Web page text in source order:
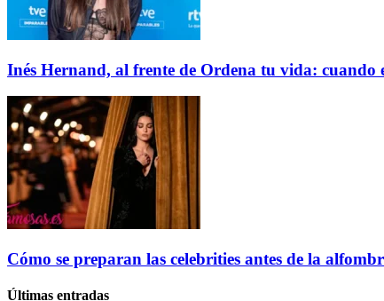
Inés Hernand, al frente de Ordena tu vida: cuando
Cómo se preparan las celebrities antes de la
Últimas entradas